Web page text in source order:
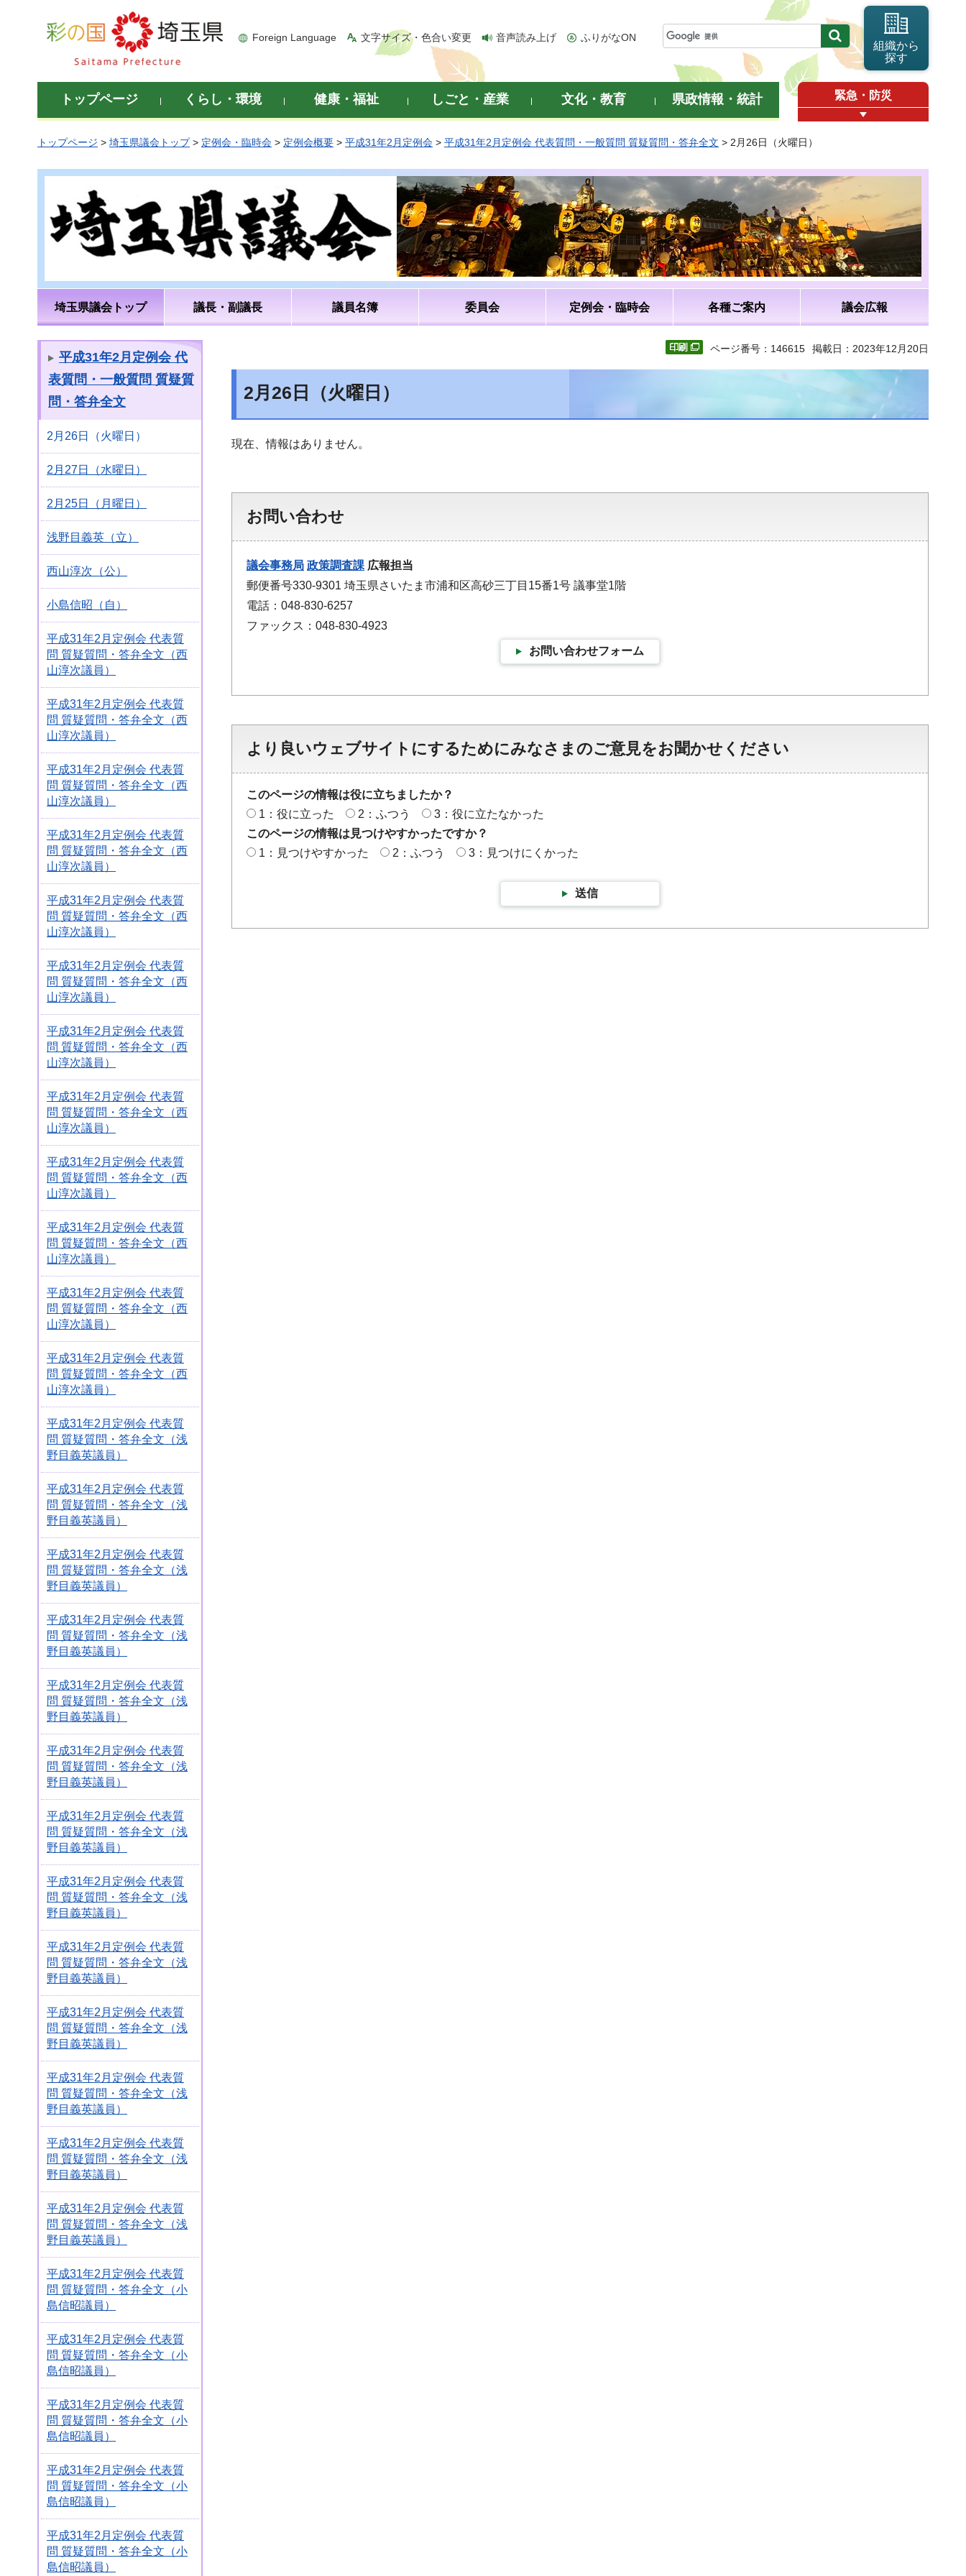
彩の国 埼玉県
Foreign Language 文字サイズ・色合い変更 音声読み上げ ふりがなON
組織から
探す
トップページ くらし・環境 健康・福祉 しごと・産業 文化・教育 県政情報・統計 緊急・防災
トップページ > 埼玉県議会トップ> 定例会・臨時会 > 定例会概要 > 平成31年2月定例会 > 平成31年2月定例会 代表質問・一般質問 質疑質問・答弁全文 > 2月26日（火曜日）
埼玉県議会トップ 議長・副議長 議員名簿 委員会 定例会・臨時会 各種ご案内 議会広報
平成31年2月定例会 代
表質問・一般質問 質疑質
問・答弁全文
2月26日（火曜日）
2月27日（水曜日）
2月25日（月曜日）
浅野目義英（立）
西山淳次（公）
小島信昭（自）
平成31年2月定例会 代表質
問 質疑質問・答弁全文（西
山淳次議員）
平成31年2月定例会 代表質
問 質疑質問・答弁全文（西
山淳次議員）
平成31年2月定例会 代表質
問 質疑質問・答弁全文（西
山淳次議員）
平成31年2月定例会 代表質
問 質疑質問・答弁全文（西
山淳次議員）
平成31年2月定例会 代表質
問 質疑質問・答弁全文（西
山淳次議員）
平成31年2月定例会 代表質
問 質疑質問・答弁全文（西
山淳次議員）
平成31年2月定例会 代表質
問 質疑質問・答弁全文（西
山淳次議員）
平成31年2月定例会 代表質
問 質疑質問・答弁全文（西
山淳次議員）
平成31年2月定例会 代表質
問 質疑質問・答弁全文（西
山淳次議員）
平成31年2月定例会 代表質
問 質疑質問・答弁全文（西
山淳次議員）
平成31年2月定例会 代表質
問 質疑質問・答弁全文（西
山淳次議員）
平成31年2月定例会 代表質
問 質疑質問・答弁全文（西
山淳次議員）
平成31年2月定例会 代表質
問 質疑質問・答弁全文（浅
野目義英議員）
平成31年2月定例会 代表質
問 質疑質問・答弁全文（浅
野目義英議員）
平成31年2月定例会 代表質
問 質疑質問・答弁全文（浅
野目義英議員）
平成31年2月定例会 代表質
問 質疑質問・答弁全文（浅
野目義英議員）
平成31年2月定例会 代表質
問 質疑質問・答弁全文（浅
野目義英議員）
平成31年2月定例会 代表質
問 質疑質問・答弁全文（浅
野目義英議員）
平成31年2月定例会 代表質
問 質疑質問・答弁全文（浅
野目義英議員）
平成31年2月定例会 代表質
問 質疑質問・答弁全文（浅
野目義英議員）
平成31年2月定例会 代表質
問 質疑質問・答弁全文（浅
野目義英議員）
平成31年2月定例会 代表質
問 質疑質問・答弁全文（浅
野目義英議員）
平成31年2月定例会 代表質
問 質疑質問・答弁全文（浅
野目義英議員）
平成31年2月定例会 代表質
問 質疑質問・答弁全文（浅
野目義英議員）
平成31年2月定例会 代表質
問 質疑質問・答弁全文（浅
野目義英議員）
平成31年2月定例会 代表質
問 質疑質問・答弁全文（小
島信昭議員）
平成31年2月定例会 代表質
問 質疑質問・答弁全文（小
島信昭議員）
平成31年2月定例会 代表質
問 質疑質問・答弁全文（小
島信昭議員）
平成31年2月定例会 代表質
問 質疑質問・答弁全文（小
島信昭議員）
平成31年2月定例会 代表質
問 質疑質問・答弁全文（小
島信昭議員）
ページ番号：146615 掲載日：2023年12月20日
2月26日（火曜日）
現在、情報はありません。
お問い合わせ
議会事務局 政策調査課 広報担当
郵便番号330-9301 埼玉県さいたま市浦和区高砂三丁目15番1号 議事堂1階
電話：048-830-6257
ファックス：048-830-4923
お問い合わせフォーム
より良いウェブサイトにするためにみなさまのご意見をお聞かせください
このページの情報は役に立ちましたか？
1：役に立った
2：ふつう
3：役に立たなかった
このページの情報は見つけやすかったですか？
1：見つけやすかった
2：ふつう 3：見つけにくかった
送信